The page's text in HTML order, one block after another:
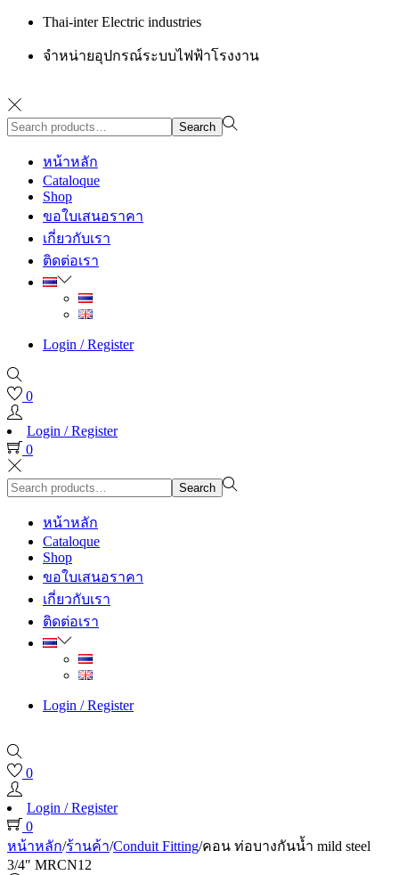
Thai-inter Electric industries
จำหน่ายอุปกรณ์ระบบไฟฟ้าโรงงาน
Search
for:>
Search
หน้าหลัก
Cataloque
Shop
ขอใบเสนอราคา
เกี่ยวกับเรา
ติดต่อเรา
Login / Register
0
Login / Register
0
Search
for:>
Search
หน้าหลัก
Cataloque
Shop
ขอใบเสนอราคา
เกี่ยวกับเรา
ติดต่อเรา
Login / Register
0
Login / Register
0
หน้าหลัก/ร้านค้า/Conduit Fitting/คอน ท่อบางกันน้ำ mild steel
3/4″ MRCN12